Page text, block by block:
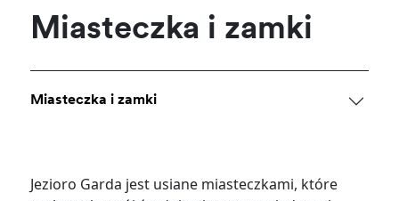
Miasteczka i zamki
Miasteczka i zamki
Jezioro Garda jest usiane miasteczkami, które